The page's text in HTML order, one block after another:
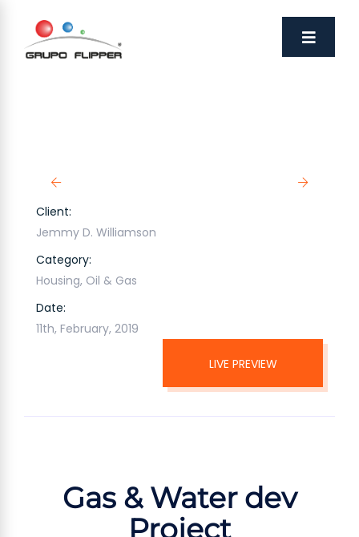
Client:
Jemmy D. Williamson
Category:
Housing, Oil & Gas
Date:
11th, February, 2019
LIVE PREVIEW
Gas & Water dev
Project